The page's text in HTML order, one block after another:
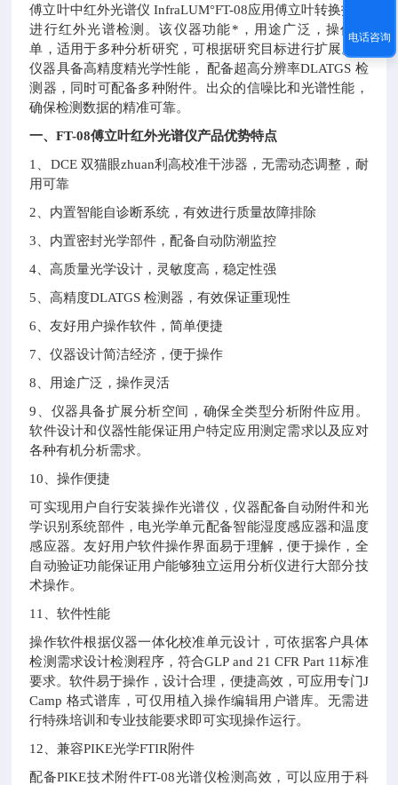
傅立叶中红外光谱仪 InfraLUM°FT-08应用傅立叶转换技术
进行红外光谱检测。该仪器功能*，用途广泛，操作简
单，适用于多种分析研究，可根据研究目标进行扩展。该
仪器具备高精度精光学性能， 配备超高分辨率DLATGS 检
测器，同时可配备多种附件。出众的信噪比和光谱性能，
确保检测数据的精准可靠。
一、FT-08傅立叶红外光谱仪产品优势特点
1、DCE 双猫眼zhuan利高校准干涉器，无需动态调整，耐
用可靠
2、内置智能自诊断系统，有效进行质量故障排除
3、内置密封光学部件，配备自动防潮监控
4、高质量光学设计，灵敏度高，稳定性强
5、高精度DLATGS 检测器，有效保证重现性
6、友好用户操作软件，简单便捷
7、仪器设计简洁经济，便于操作
8、用途广泛，操作灵活
9、仪器具备扩展分析空间，确保全类型分析附件应用。
软件设计和仪器性能保证用户特定应用测定需求以及应对
各种有机分析需求。
10、操作便捷
可实现用户自行安装操作光谱仪，仪器配备自动附件和光
学识别系统部件，电光学单元配备智能湿度感应器和温度
感应器。友好用户软件操作界面易于理解，便于操作，全
自动验证功能保证用户能够独立运用分析仪进行大部分技
术操作。
11、软件性能
操作软件根据仪器一体化校准单元设计，可依据客户具体
检测需求设计检测程序，符合GLP and 21 CFR Part 11标准
要求。软件易于操作，设计合理，便捷高效，可应用专门J
Camp 格式谱库，可仅用植入操作编辑用户谱库。无需进
行特殊培训和专业技能要求即可实现操作运行。
12、兼容PIKE光学FTIR附件
配备PIKE技术附件FT-08光谱仪检测高效，可以应用于科
电话咨询